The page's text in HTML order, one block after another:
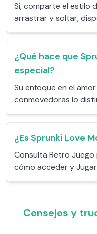
Sí, comparte el estilo
arrastrar y soltar,
¿Qué hace que
especial?
Su enfoque en el
conmovedoras lo
¿Es Sprunki Love
Consulta Retro
cómo acceder y
Consejos y